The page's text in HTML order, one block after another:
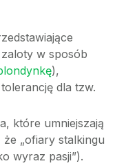
w sposób
),
dla tzw.
które umniejszają
„ofiary stalkingu
wyraz pasji”).